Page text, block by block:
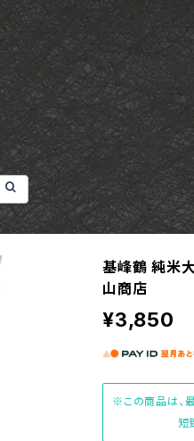
基峰鶴 純米
山商店
¥3,850
※この商品は、
短